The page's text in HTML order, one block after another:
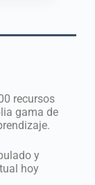
recursos
gama de
y
hoy